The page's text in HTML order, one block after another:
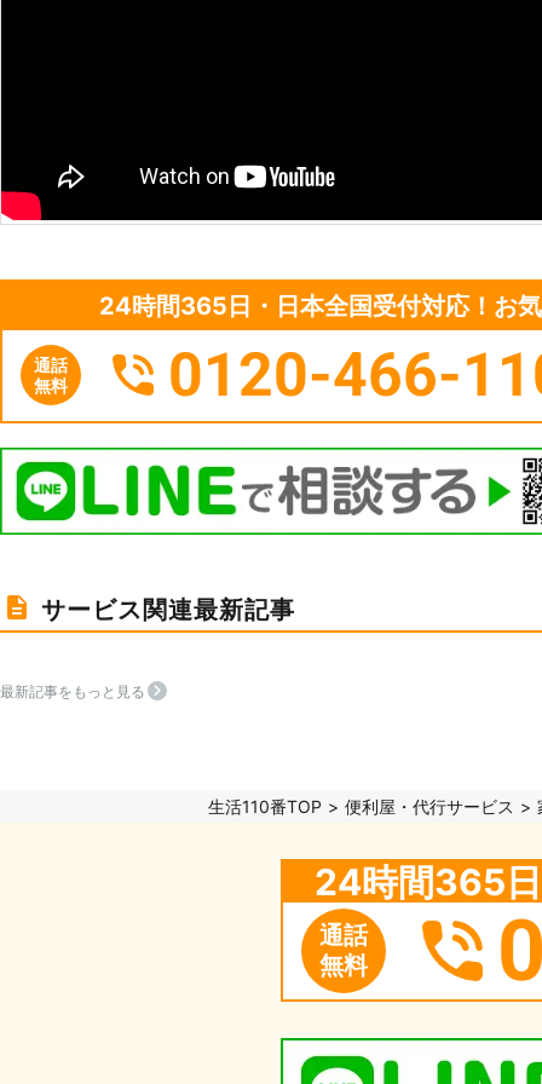
24時間365日・日本全国受付対応！お
通話
無料
0120-466-
サービス関連最新記事
最新記事をもっと見る
生活110番TOP 便利屋・代行サービス
24時間365
通話
無料